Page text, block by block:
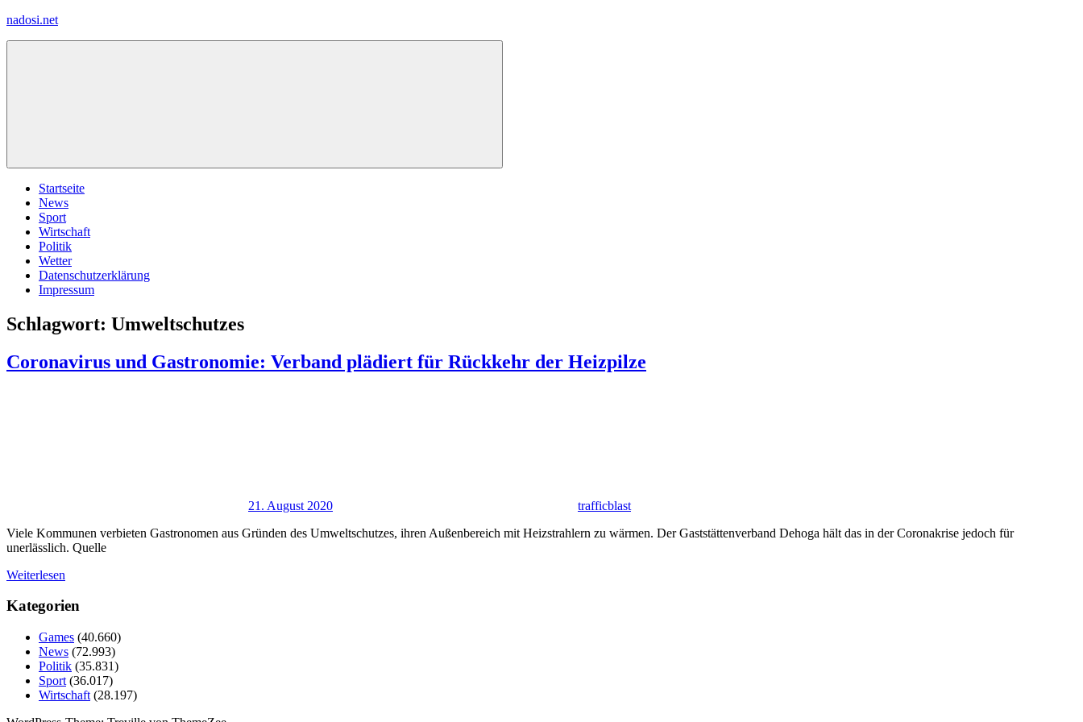
Zum
nadosi.net
Menü
Startseite
News
Sport
Wirtschaft
Politik
Wetter
Datenschutzerklärung
Impressum
Schlagwort: Umweltschutzes
Coronavirus und Gastronomie: Verband plädiert für Rückkehr der Heizpilze
21. August 2020
trafficblast
Viele Kommunen verbieten Gastronomen aus Gründen des Umweltschutzes, ihren Außenbereich mit Heizstrahlern zu wärmen. Der Gaststättenverband Dehoga hält das in der Coronakrise jedoch für
unerlässlich. Quelle
Weiterlesen
Kategorien
Games (40.660)
News (72.993)
Politik (35.831)
Sport (36.017)
Wirtschaft (28.197)